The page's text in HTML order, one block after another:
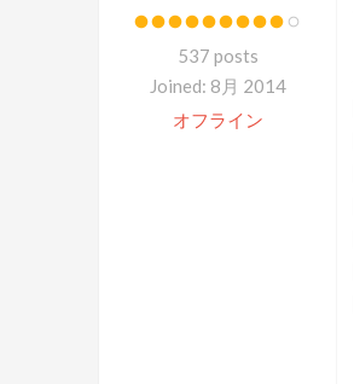
537 posts
Joined: 8月 2014
オフライン